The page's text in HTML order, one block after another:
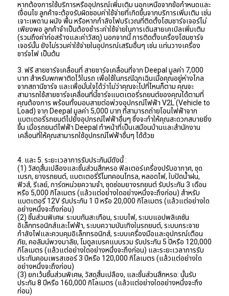
หากต้องการใช้บริการหรืออุปกรณ์เพิ่มเติม นอกเหนือจากข้อกำหนดและ
เงื่อนไข ลูกค้าจะต้องรับผิดชอบค่าใช้จ่ายที่เกิดขึ้นจากบริการเพิ่มเติม เช่น
เจาะเพดาน ผนัง พื้น หรือหากกำลังไฟบริเวณที่ติดตั้งโฮมชาร์จเจอร์ไม่
เพียงพอ ลูกค้าจำเป็นต้องชำระค่าใช้จ่ายในการเดินสายเคเบิลเพิ่มเติม
(รวมถึงค่าก่อสร้างและค่าวัสดุ) นอกจากนี้ การติดตั้งเครื่องโฮมชาร์จ
เจอร์นั้น ยังไม่รวมค่าใช้จ่ายในอุปกรณ์เสริมอื่นๆ เช่น แท่นวางเครื่อง
ชาร์จไฟ เป็นต้น
3. ฟรี สายชาร์จเคลื่อนที่ สายชาร์จเคลื่อนที่จาก Deepal มูลค่า 7,000
บาท สำหรับพกพาติดไว้ในรถ เพื่อใช้ในกรณีฉุกเฉินเมื่อคุณอยู่ห่างไกล
จากสถานีชาร์จ และเพื่อมั่นใจได้ว่าไม่ว่าคุณจะไปที่ไหนก็ตาม คุณจะ
สามารถใช้สายชาร์จเคลื่อนที่นี้ชาร์จแบตเตอรี่รถยนต์ของคุณได้ตามที่
คุณต้องการ พร้อมทั้งมอบสายต่อพ่วงอุปกรณ์ไฟฟ้า V2L (Vehicle to
Load) จาก Deepal มูลค่า 5,000 บาท ที่สามารถถ่ายโอนไฟฟ้าจาก
แบตเตอรี่รถยนต์ไปยังอุปกรณ์ไฟฟ้าอื่นๆ ซึ่งจะทำให้คุณสะดวกสบายยิ่ง
ขึ้น เมื่อรถยนต์ไฟฟ้า Deepal ทำหน้าที่เป็นเสมือนบ้านและสำนักงาน
เคลื่อนที่ให้คุณสามารถใช้อุปกรณ์ไฟฟ้าอื่นๆ ได้ด้วย
4. และ 5. ระยะเวลาการรับประกันมีดังนี้ :
(1) วัสดุสิ้นเปลืองและชิ้นส่วนสึกหรอ ฟิลเตอร์เครื่องปรับอากาศ, ชุด
เบรก, ยางรถยนต์, แบตเตอรี่รีโมทคอนโทรล, หลอดไฟ, ใบปัดน้ำฝน,
ฟิวส์, รีเลย์, การ์ดหน่วยความจำ, ชุดซ่อมยางรถยนต์ รับประกัน 3 เดือน
หรือ 5,000 กิโลเมตร (แล้วแต่อย่างใดอย่างหนึ่งจะถึงก่อน) สำหรับ
แบตเตอรี่ 12V รับประกัน 1 ปี หรือ 20,000 กิโลเมตร (แล้วแต่อย่างใด
อย่างหนึ่งจะถึงก่อน)
(2) ชิ้นส่วนพิเศษ: ระบบกันสะเทือน, ระบบไฟ, ระบบแอปพลิเคชัน
อิเล็กทรอนิกส์และไฟฟ้า, ระบบความบันเทิงในรถยนต์, ระบบกระจาย
กำลังไฟและควบคุมอิเล็กทรอนิกส์, ระบบเครื่องมือและอุปกรณ์เตือน
ภัย, คอลัมน์พวงมาลัย, โมดูลเบรคแบบรวม รับประกัน 5 ปีหรือ 120,000
กิโลเมตร (แล้วแต่อย่างใดอย่างหนึ่งจะถึงก่อน) และระยะเวลาการรับ
ประกันคอมเพรสเซอร์ 3 ปีหรือ 120,000 กิโลเมตร (แล้วแต่อย่างใด
อย่างหนึ่งจะถึงก่อน)
(3) ยกเว้นชิ้นส่วนพิเศษ, วัสดุสิ้นเปลือง, และชิ้นส่วนสึกหรอ: นั้นรับ
ประกัน 8 ปีหรือ 160,000 กิโลเมตร (แล้วแต่อย่างใดอย่างหนึ่งจะถึง
ก่อน)